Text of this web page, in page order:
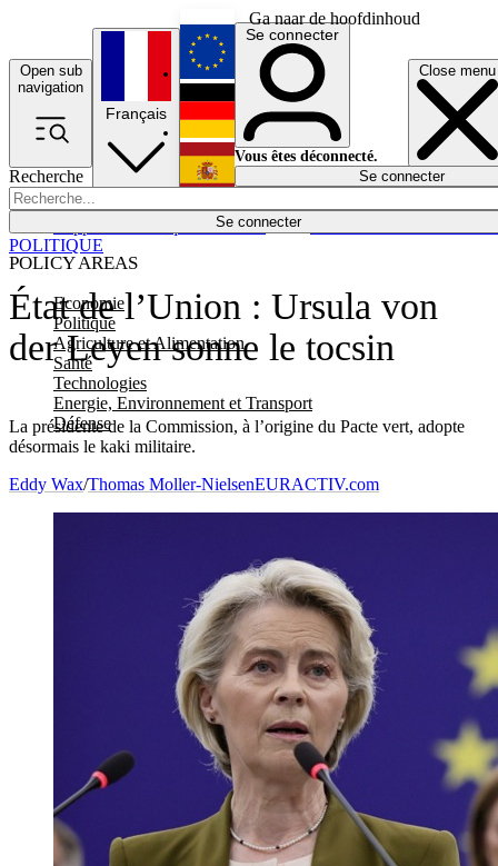
Ga naar de hoofdinhoud
Open sub
navigation
Close menu
Recherche
Se connecter
POLICY AREAS
Economie
Politique
Agriculture et Alimentation
Santé
Technologies
Energie, Environnement et Transport
Défense
Économie
Français
English
Deutsch
Español
Se connecter
Vous êtes déconnecté.
Se connecter
État de l’Union : Ursula von
der Leyen sonne le tocsin
La présidente de la Commission, à l’origine du Pacte vert, adopte
désormais le kaki militaire.
POLITIQUE
Eddy Wax/Thomas Moller-NielsenEURACTIV.com